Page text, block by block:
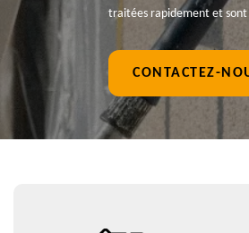
traitées rapidement et
CONTACTEZ-